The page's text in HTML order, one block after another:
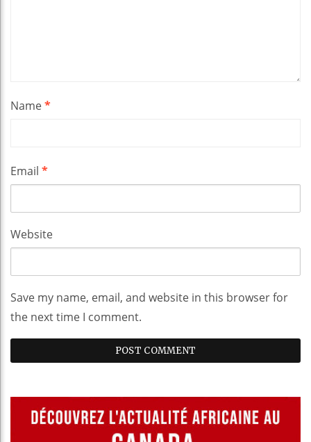
Name*
Email *
Website
Save my name, email, and website in this browser for
the next time I comment.